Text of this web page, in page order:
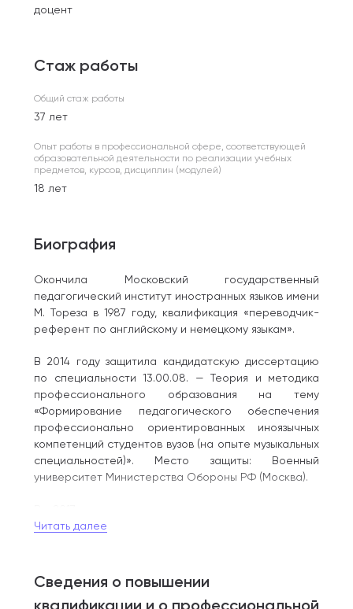
доцент
Стаж работы
Общий стаж работы
37 лет
Опыт работы в профессиональной сфере, соответствующей
образовательной деятельности по реализации учебных
предметов, курсов, дисциплин (модулей)
18 лет
Биография
Окончила Московский государственный
педагогический институт иностранных языков имени
М. Тореза в 1987 году, квалификация «переводчик-
референт по английскому и немецкому языкам».
В 2014 году защитила кандидатскую диссертацию
по специальности 13.00.08. — Теория и методика
профессионального образования на тему
«Формирование педагогического обеспечения
профессионально ориентированных иноязычных
компетенций студентов вузов (на опыте музыкальных
специальностей)». Место защиты: Военный
университет Министерства Обороны РФ (Москва).
по специальности «Теория и методика
Стаж преподавателя английского языка
и лингвистических дисциплин в вузе 14 лет.
Читать далее
Сведения о повышении
квалификации и о профессиональной